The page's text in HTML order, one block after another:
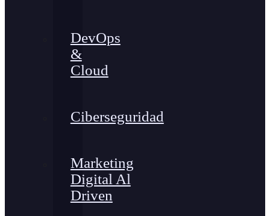
DevOps
&
Cloud
Ciberseguridad
Marketing
Digital Al
Driven